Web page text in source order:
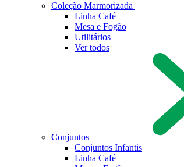
Coleção Marmorizada
Linha Café
Mesa e Fogão
Utilitários
Ver todos
Conjuntos
Conjuntos Infantis
Linha Café